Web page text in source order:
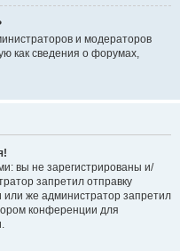
и модераторов
как сведения о форумах,
вы не зарегистрированы и/
запретил отправку
же администратор запретил
конференции для